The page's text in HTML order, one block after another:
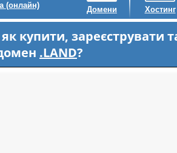
(онлайн) Домени Хостинг
як купити, зареєструвати
.LAND?